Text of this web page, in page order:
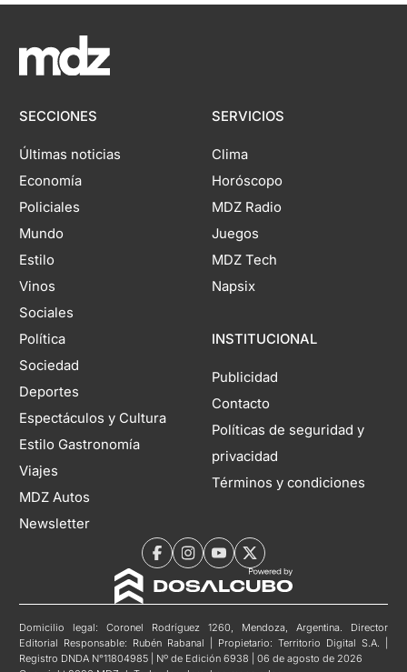
SECCIONES
Últimas noticias
Economía
Policiales
Mundo
Estilo
Vinos
Sociales
Política
Sociedad
Deportes
Espectáculos y Cultura
Estilo Gastronomía
Viajes
MDZ Autos
Newsletter
SERVICIOS
Clima
Horóscopo
MDZ Radio
Juegos
MDZ Tech
Napsix
INSTITUCIONAL
Publicidad
Contacto
Políticas de seguridad y
privacidad
Términos y condiciones
Domicilio legal: Coronel Rodríguez 1260, Mendoza, Argentina. Director
Editorial Responsable: Rubén Rabanal | Propietario: Territorio Digital S.A. |
Registro DNDA N°11804985 | Nº de Edición 6938 | 06 de agosto de 2026